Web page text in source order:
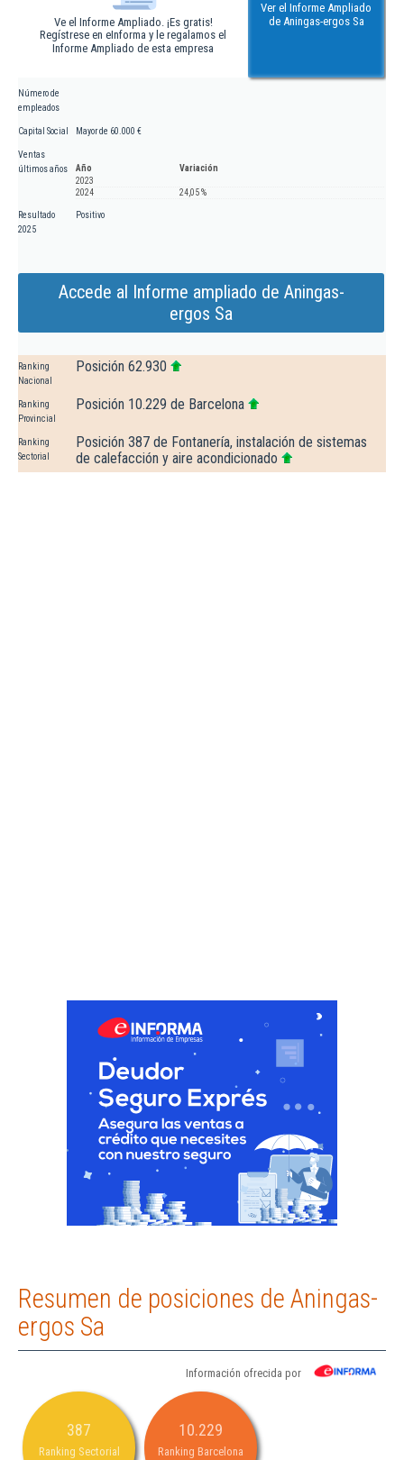
Ve el Informe Ampliado. ¡Es gratis!
Regístrese en eInforma y le regalamos el
Informe Ampliado de esta empresa
Ver el Informe Ampliado
de Aningas-ergos Sa
Número de
empleados
Capital Social Mayor de 60.000 €
Ventas
últimos años
Año
Variación
2023
2024
24,05 %
Resultado
2025
Positivo
Accede al Informe ampliado de Aningas-
ergos Sa
Ranking
Nacional
Posición 62.930
Ranking
Provincial
Posición 10.229 de Barcelona
Ranking
Sectorial
Posición 387 de Fontanería, instalación de sistemas
de calefacción y aire acondicionado
Resumen de posiciones de Aningas-
ergos Sa
Información ofrecida por
387
Ranking Sectorial
10.229
Ranking Barcelona